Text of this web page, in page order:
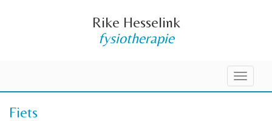
Rike Hesselink
fysiotherapie
Toggle
Fiets